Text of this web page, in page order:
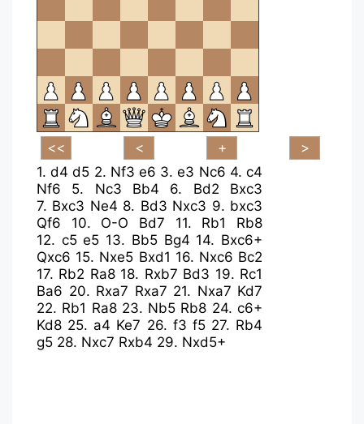
1.d4 d5 2. Nf3 e6 3.e3 Nc6 4.c4
Nf6
5. Nc3 Bb4 6. Bd2
Bxc3
7. Bxc3 Ne4 8. Bd3 Nxc3 9. bxc3
Qf6
10. O-O Bd7 11. Rb1
Rb8
12. c5 e5 13. Bb5 Bg4 14. Bxc6+
Qxc6 15. Nxe5 Bxd1 16. Nxc6 Bc2
17. Rb2 Ra8 18. Rxb7 Bd3 19. Rc1
Ba6 20. Rxa7 Rxa7 21. Nxa7 Kd7
22. Rb1 Ra8 23. Nb5 Rb8 24.c6+
Kd8 25. a4 Ke7 26. f3 f5 27. Rb4
g5 28. Nxc7 Rxb4 29. Nxd5+